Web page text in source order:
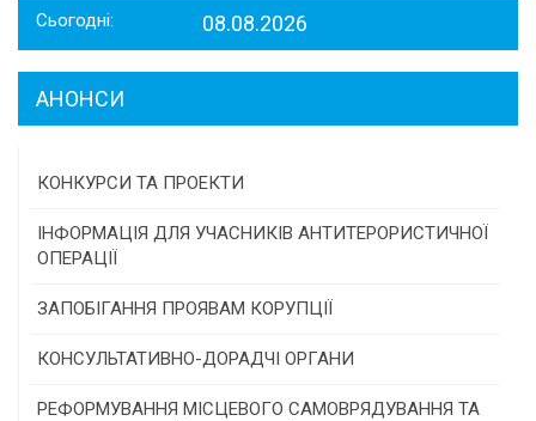
Сьогодні: 08.08.2026
АНОНСИ
КОНКУРСИ ТА ПРОЕКТИ
Конкурс проектів та програм місцевого
самоврядування
Конкурс інститутів громадянського суспільства
Програми/конкурси МТД
ІНФОРМАЦІЯ ДЛЯ УЧАСНИКІВ АНТИТЕРОРИСТИЧНОЇ
ОПЕРАЦІЇ
ЗАПОБІГАННЯ ПРОЯВАМ КОРУПЦІЇ
КОНСУЛЬТАТИВНО-ДОРАДЧІ ОРГАНИ
Консультативна рада
РЕФОРМУВАННЯ МІСЦЕВОГО САМОВРЯДУВАННЯ ТА